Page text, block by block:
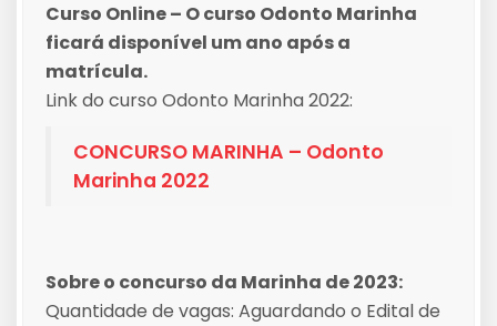
Curso Online – O curso Odonto Marinha
ficará disponível um ano após a
matrícula.
Link do curso Odonto Marinha 2022:
CONCURSO MARINHA – Odonto
Marinha 2022
Sobre o concurso da Marinha de 2023:
Quantidade de vagas: Aguardando o Edital de